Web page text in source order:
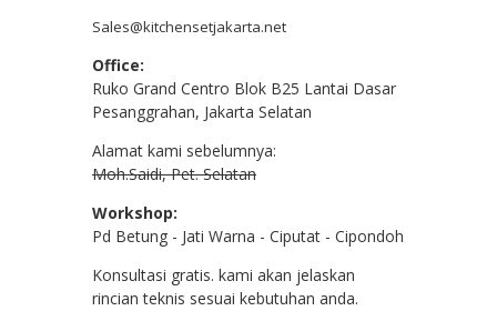
Sales@kitchensetjakarta.net
Office:
Ruko Grand Centro Blok B25 Lantai Dasar
Pesanggrahan, Jakarta Selatan
Alamat kami sebelumnya:
Moh.Saidi, Pet. Selatan
Workshop:
Pd Betung - Jati Warna - Ciputat - Cipondoh
Konsultasi gratis. kami akan jelaskan
rincian teknis sesuai kebutuhan anda.